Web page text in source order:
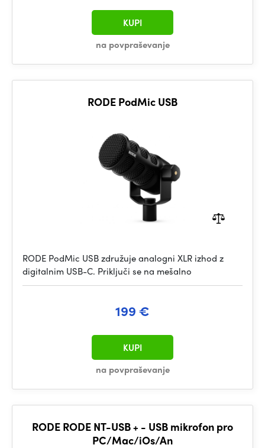
na povpraševanje
KUPI
RODE PodMic USB
RODE PodMic USB združuje analogni XLR izhod z
digitalnim USB-C. Priključi se na mešalno
199 €
na povpraševanje
KUPI
RODE RODE NT-USB + - USB mikrofon pro
PC/Mac/iOs/An